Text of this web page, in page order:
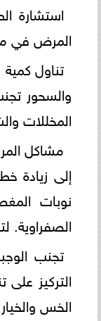
استشارة
المرض في
تناول
والسحور
المخللات
مشاكل
إلى زيادة
نوبات
الصفراوية.
تجنب
التركيز على
الخس